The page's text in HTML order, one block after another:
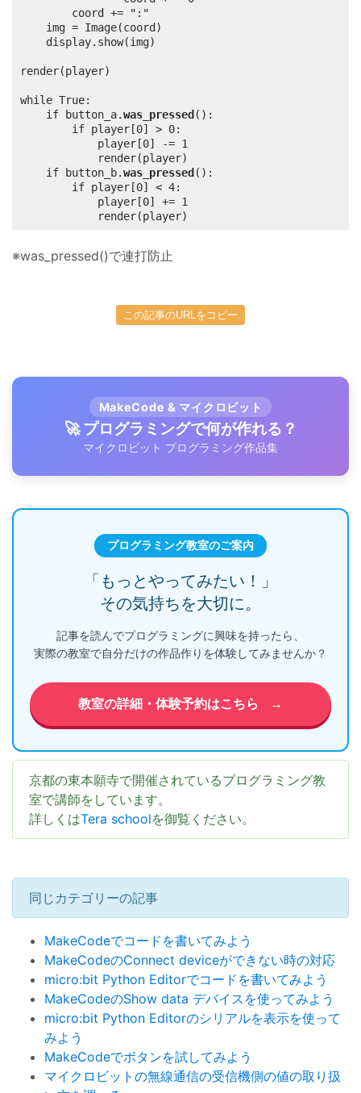
render(player)
while True:
	if button_a.
was_pressed ():
	if button_b.
was_pressed ():
			render(player)
※was_pressed()で連打防止
この記事のURLをコピー
MakeCode & マイクロビット
🚀 プログラミングで何が作れる？
マイクロビット プログラミング作品集
プログラミング教室のご案内
「もっとやってみたい！」
その気持ちを大切に。
記事を読んでプログラミングに興味を持ったら、
実際の教室で自分だけの作品作りを体験してみませんか？
教室の詳細・体験予約はこちら →
京都の東本願寺で開催されているプログラミング教
室で講師をしています。
詳しくはTera schoolを御覧ください。
同じカテゴリーの記事
MakeCodeでコードを書いてみよう
MakeCodeのConnect deviceができない時の対応
micro:bit Python Editorでコードを書いてみよう
MakeCodeのShow data デバイスを使ってみよう
micro:bit Python Editorのシリアルを表示を使って
みよう
MakeCodeでボタンを試してみよう
マイクロビットの無線通信の受信機側の値の取り扱